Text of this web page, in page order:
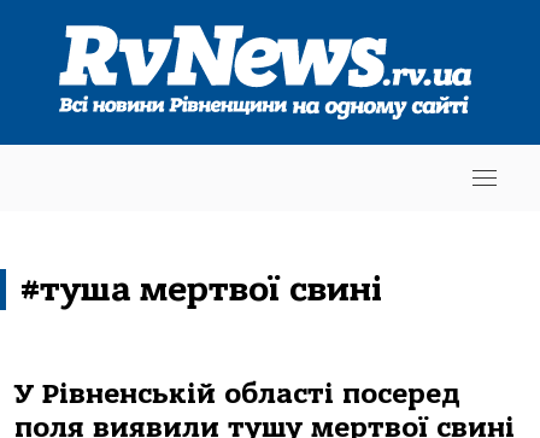
#туша мертвої свині
У Рівненській області посеред
поля виявили тушу мертвої свині